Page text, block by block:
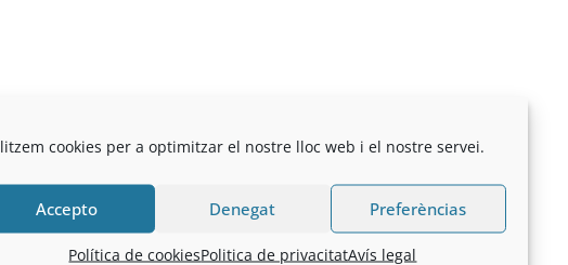
cookies per a optimitzar el nostre lloc web i el nostre servei.
Accepto Denegat Preferèncias
Política de cookiesPolitica de privacitatAvís legal